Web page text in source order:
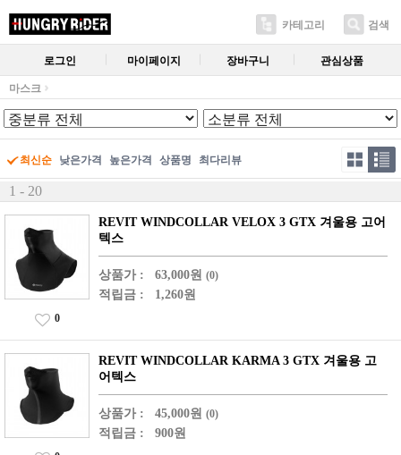
카테고리 검색
로그인 마이페이지 장바구니 관심상품
마스크
최신순 낮은가격 높은가격 상품명 최다리뷰
1 - 20
REVIT WINDCOLLAR VELOX 3 GTX 겨울용 고어
텍스
상품가 : 63,000원 (0)
적립금 : 1,260원
0
REVIT WINDCOLLAR KARMA 3 GTX 겨울용 고
어텍스
상품가 : 45,000원 (0)
적립금 : 900원